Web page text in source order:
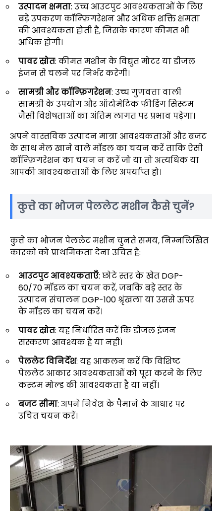
उत्पादन क्षमता: उच्च आउटपुट आवश्यकताओं के लिए
बड़े उपकरण कॉन्फ़िगरेशन और अधिक शक्ति क्षमता
की आवश्यकता होती है, जिसके कारण कीमत भी
अधिक होगी।
पावर स्रोत: कीमत मशीन के विद्युत मोटर या डीजल
इंजन से चलने पर निर्भर करेगी।
सामग्री और कॉन्फ़िगरेशन: उच्च गुणवत्ता वाली
सामग्री के उपयोग और ऑटोमेटिक फीडिंग सिस्टम
जैसी विशेषताओं का अंतिम लागत पर प्रभाव पड़ेगा।
अपने वास्तविक उत्पादन मात्रा आवश्यकताओं और बजट
के साथ मेल खाने वाले मॉडल का चयन करें ताकि ऐसी
कॉन्फ़िगरेशन का चयन न करें जो या तो अत्यधिक या
आपकी आवश्यकताओं के लिए अपर्याप्त हो।
कुत्ते का भोजन पेललेट मशीन कैसे चुनें?
कुत्ते का भोजन पेललेट मशीन चुनते समय, निम्नलिखित
कारकों को प्राथमिकता देना उचित है:
आउटपुट आवश्यकताएँ: छोटे स्तर के खेत DGP-
60/70 मॉडल का चयन करें, जबकि बड़े स्तर के
उत्पादन संचालन DGP-100 श्रृंखला या उससे ऊपर
के मॉडल का चयन करें।
पावर स्रोत: यह निर्धारित करें कि डीजल इंजन
संस्करण आवश्यक है या नहीं।
पेललेट विनिर्देश: यह आकलन करें कि विशिष्ट
पेललेट आकार आवश्यकताओं को पूरा करने के लिए
कस्टम मोल्ड की आवश्यकता है या नहीं।
बजट सीमा: अपने निवेश के पैमाने के आधार पर
उचित चयन करें।